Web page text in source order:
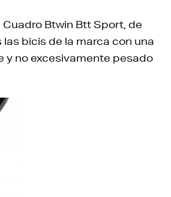
Btwin Btt Sport, de
bicis de la marca con una
y no excesivamente pesado